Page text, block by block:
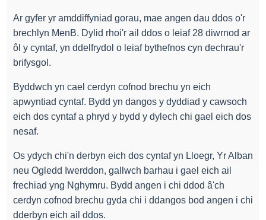
Ar gyfer yr amddiffyniad gorau, mae angen dau ddos o'r
brechlyn MenB. Dylid rhoi'r ail ddos o leiaf 28 diwrnod ar
ôl y cyntaf, yn ddelfrydol o leiaf bythefnos cyn dechrau'r
brifysgol.
Byddwch yn cael cerdyn cofnod brechu yn eich
apwyntiad cyntaf. Bydd yn dangos y dyddiad y cawsoch
eich dos cyntaf a phryd y bydd y dylech chi gael eich dos
nesaf.
Os ydych chi'n derbyn eich dos cyntaf yn Lloegr, Yr Alban
neu Ogledd Iwerddon, gallwch barhau i gael eich ail
frechiad yng Nghymru. Bydd angen i chi ddod â'ch
cerdyn cofnod brechu gyda chi i ddangos bod angen i chi
dderbyn eich ail ddos.